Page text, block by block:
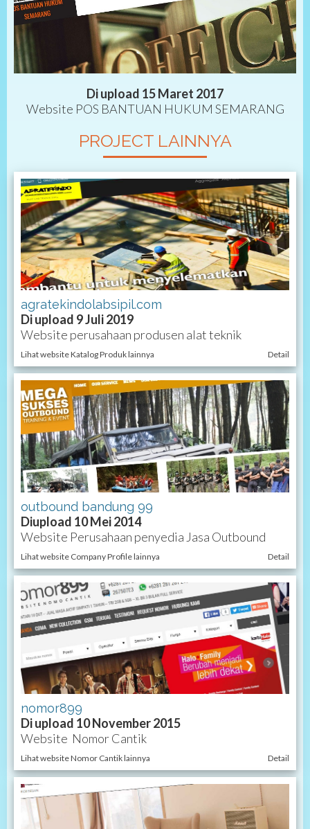
Di upload 15 Maret 2017
Website POS BANTUAN HUKUM SEMARANG
PROJECT LAINNYA
agratekindolabsipil.com
Di upload 9 Juli 2019
Website perusahaan produsen alat teknik
Lihat website Katalog Produk lainnya Detail
outbound bandung 99
Diupload 10 Mei 2014
Website Perusahaan penyedia Jasa Outbound
Lihat website Company Profile lainnya Detail
nomor899
Di upload 10 November 2015
Website Nomor Cantik
Lihat website Nomor Cantik lainnya Detail